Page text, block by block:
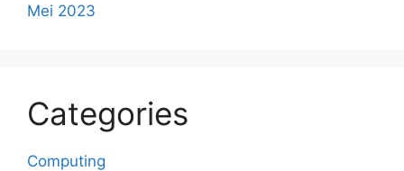
Mei 2023
Categories
Computing